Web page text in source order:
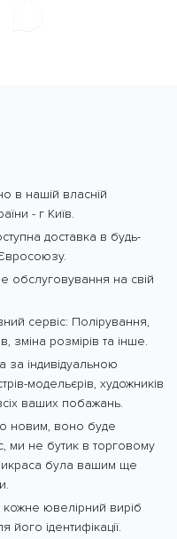
в нашій власній
- г Київ.
доставка в будь-
обслуговування на свій
сервіс: Полірування,
зміна розмірів та інше.
за індивідуальною
модельєрів, художників
ваших побажань.
новим, воно буде
ми не бутик в торговому
була вашим ще
кожне ювелірний виріб
ідентифікації.